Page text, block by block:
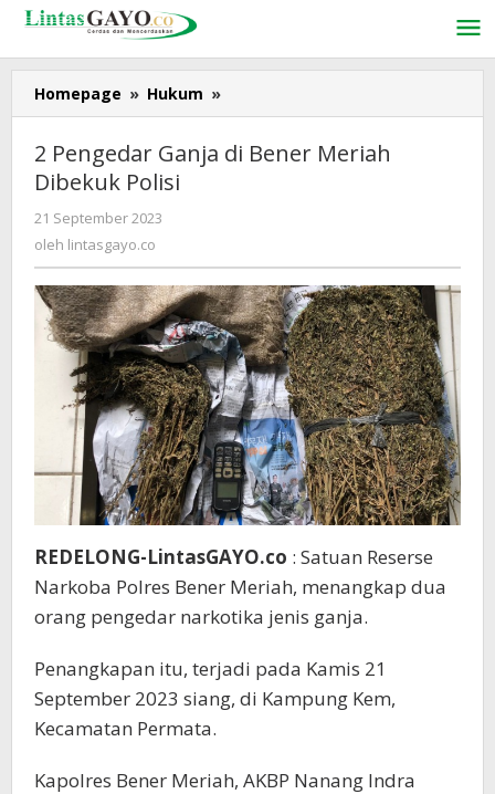
Lewati
konten
Homepage » Hukum »
Pengedar
Ganja
di
2 Pengedar Ganja di Bener Meriah
Dibekuk Polisi
21 September 2023
oleh lintasgayo.co
REDELONG-LintasGAYO.co : Satuan Reserse
Narkoba Polres Bener Meriah, menangkap dua
orang pengedar narkotika jenis ganja.
Penangkapan itu, terjadi pada Kamis 21
September 2023 siang, di Kampung Kem,
Kecamatan Permata.
Kapolres Bener Meriah, AKBP Nanang Indra